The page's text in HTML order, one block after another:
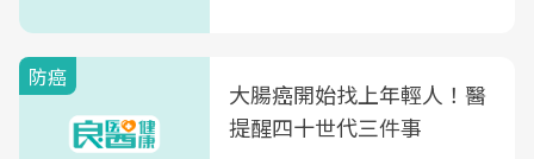
防癌
大腸癌開始找上年輕人！醫
提醒四十世代三件事